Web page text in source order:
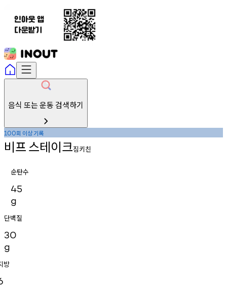
음식 또는 운동 검색하기
100회 이상기록
비프스테이크짐키친
순탄수
45
g
단백질
30
g
방